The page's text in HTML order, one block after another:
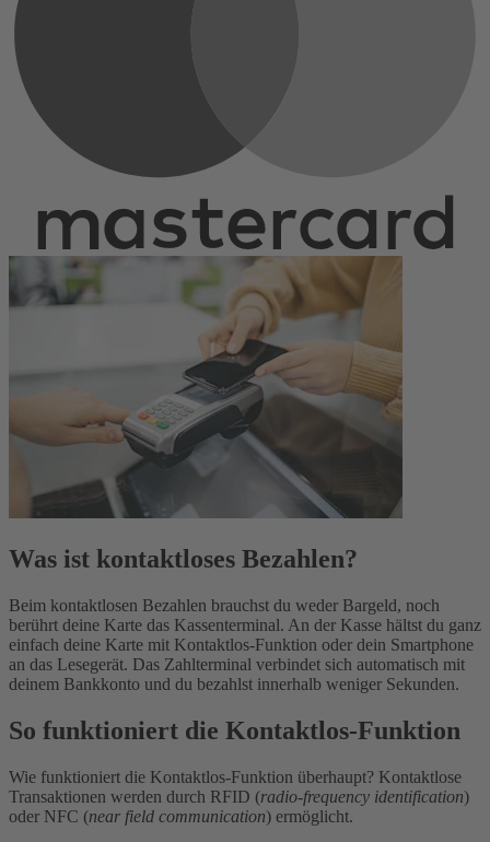
Was ist kontaktloses Bezahlen?
Beim kontaktlosen Bezahlen brauchst du weder Bargeld, noch
berührt deine Karte das Kassenterminal. An der Kasse hältst du ganz
einfach deine Karte mit Kontaktlos-Funktion oder dein Smartphone
an das Lesegerät. Das Zahlterminal verbindet sich automatisch mit
deinem Bankkonto und du bezahlst innerhalb weniger Sekunden.
So funktioniert die Kontaktlos-Funktion
Wie funktioniert die Kontaktlos-Funktion überhaupt? Kontaktlose
Transaktionen werden durch RFID (radio-frequency identification)
oder NFC (near field communication) ermöglicht.